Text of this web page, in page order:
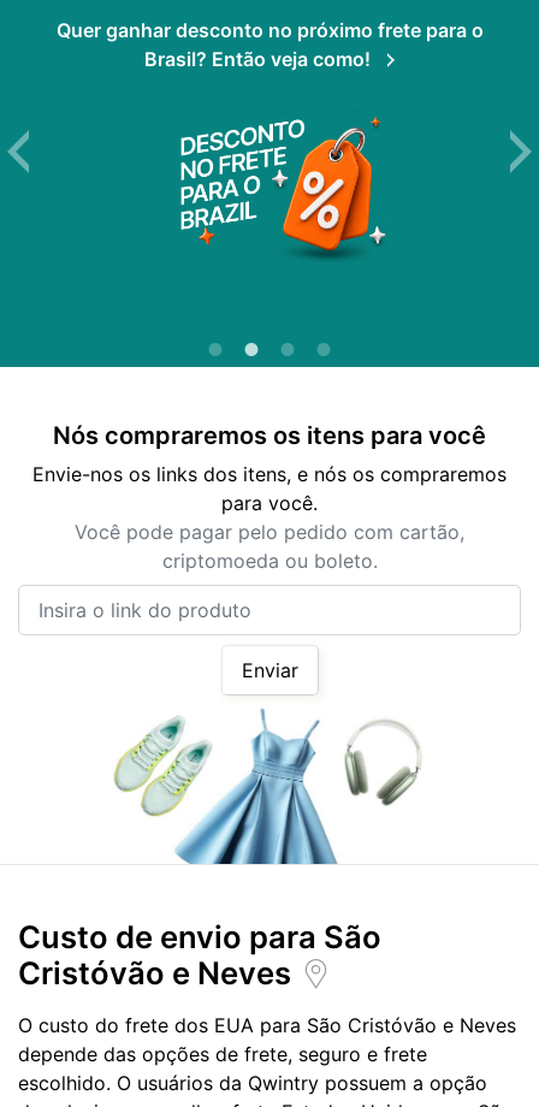
Quer ganhar desconto no próximo frete para o
Brasil? Então veja como!
Nós compraremos os itens para você
Envie-nos os links dos itens, e nós os compraremos
para você.
Você pode pagar pelo pedido com cartão,
criptomoeda ou boleto.
Enviar
Custo de envio para São
Cristóvão e Neves
O custo do frete dos EUA para São Cristóvão e Neves
depende das opções de frete, seguro e frete
escolhido. O usuários da Qwintry possuem a opção